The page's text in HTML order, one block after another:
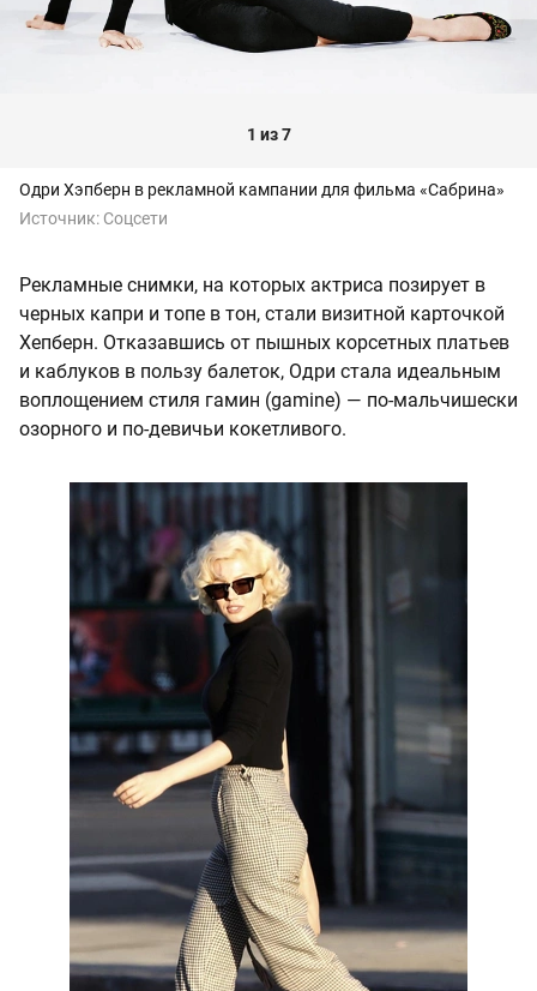
1 из 7
Одри Хэпберн в рекламной кампании для фильма «Сабрина»
Источник: Соцсети
Рекламные снимки, на которых актриса позирует в
черных капри и топе в тон, стали визитной карточкой
Хепберн. Отказавшись от пышных корсетных платьев
и каблуков в пользу балеток, Одри стала идеальным
воплощением стиля гамин (gamine) — по-мальчишески
озорного и по-девичьи кокетливого.